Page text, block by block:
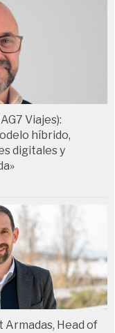
Viajes):
híbrido,
digitales y
Head of